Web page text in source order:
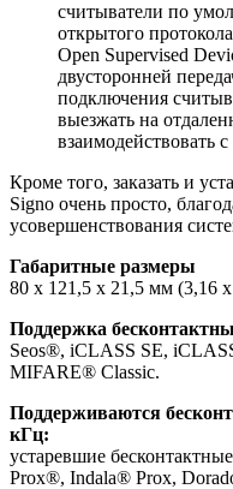
считыватели по
открытого
Open Supervised
двусторонней
подключения
выезжать на
взаимодействовать
Кроме того, заказать и
Signo очень просто,
усовершенствования
Габаритные размеры
80 x 121,5 x 21,5 мм (3,16
Поддержка
Seos®, iCLASS SE,
MIFARE® Classic.
Поддерживаются
кГц:
устаревшие
Prox®, Indala® Prox,